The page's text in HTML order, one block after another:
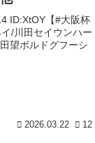
ID:XtOY【#大阪杯
/川田セイウンハー
望ボルドグフーシ
2026.03.22 12